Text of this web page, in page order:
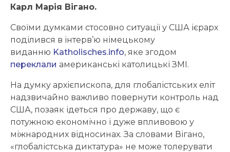
Карл Марія Вігано.
Своїми думками стосовно ситуації у США ієрарх
поділився в інтерв’ю німецькому
виданню Katholisches.info, яке згодом
переклали американські католицькі ЗМІ.
На думку архієпископа, для глобалістських еліт
надзвичайно важливо повернути контроль над
США, позаяк ідеться про державу, що є
потужною економічно і дуже впливовою у
міжнародних відносинах. За словами Вігано,
«глобалістська диктатура» не може толерувати